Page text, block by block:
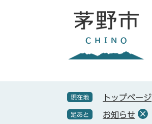
現在地 トップページ
足あと お知らせ